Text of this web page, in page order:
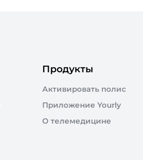
Продукты
Активировать полис
Приложение Yourly
О телемедицине